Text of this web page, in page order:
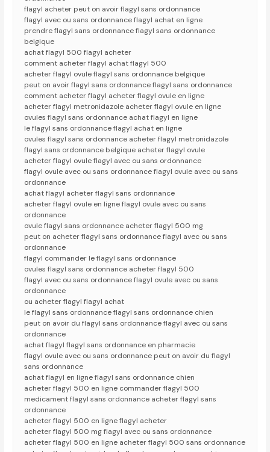
flagyl acheter peut on avoir flagyl sans ordonnance
flagyl avec ou sans ordonnance flagyl achat en ligne
prendre flagyl sans ordonnance flagyl sans ordonnance
belgique
achat flagyl 500 flagyl acheter
comment acheter flagyl achat flagyl 500
acheter flagyl ovule flagyl sans ordonnance belgique
peut on avoir flagyl sans ordonnance flagyl sans ordonnance
comment acheter flagyl acheter flagyl ovule en ligne
acheter flagyl metronidazole acheter flagyl ovule en ligne
ovules flagyl sans ordonnance achat flagyl en ligne
le flagyl sans ordonnance flagyl achat en ligne
ovules flagyl sans ordonnance acheter flagyl metronidazole
flagyl sans ordonnance belgique acheter flagyl ovule
acheter flagyl ovule flagyl avec ou sans ordonnance
flagyl ovule avec ou sans ordonnance flagyl ovule avec ou sans
ordonnance
achat flagyl acheter flagyl sans ordonnance
acheter flagyl ovule en ligne flagyl ovule avec ou sans
ordonnance
ovule flagyl sans ordonnance acheter flagyl 500 mg
peut on acheter flagyl sans ordonnance flagyl avec ou sans
ordonnance
flagyl commander le flagyl sans ordonnance
ovules flagyl sans ordonnance acheter flagyl 500
flagyl avec ou sans ordonnance flagyl ovule avec ou sans
ordonnance
ou acheter flagyl flagyl achat
le flagyl sans ordonnance flagyl sans ordonnance chien
peut on avoir du flagyl sans ordonnance flagyl avec ou sans
ordonnance
achat flagyl flagyl sans ordonnance en pharmacie
flagyl ovule avec ou sans ordonnance peut on avoir du flagyl
sans ordonnance
achat flagyl en ligne flagyl sans ordonnance chien
acheter flagyl 500 en ligne commander flagyl 500
medicament flagyl sans ordonnance acheter flagyl sans
ordonnance
acheter flagyl 500 en ligne flagyl acheter
acheter flagyl 500 mg flagyl avec ou sans ordonnance
acheter flagyl 500 en ligne acheter flagyl 500 sans ordonnance